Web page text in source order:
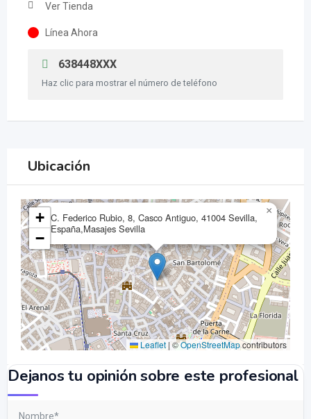
Ver Tienda
Línea Ahora
638448XXX
Haz clic para mostrar el número de teléfono
Ubicación
C. Federico Rubio, 8, Casco Antiguo, 41004 Sevilla,
España,Masajes Sevilla
×
+
−
Leaflet |©OpenStreetMapcontributors
Dejanos tu opinión sobre este profesional